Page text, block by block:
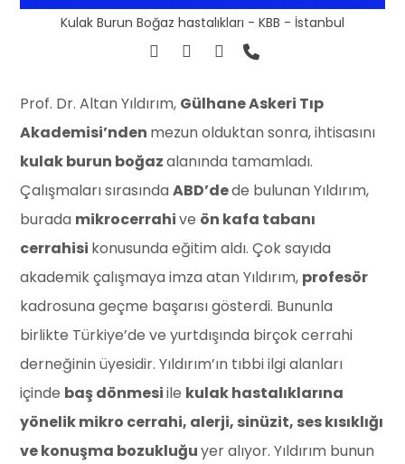
Kulak Burun Boğaz hastalıkları - KBB - İstanbul
Prof. Dr. Altan Yıldırım, Gülhane Askeri Tıp
Akademisi’nden mezun olduktan sonra, ihtisasını
kulak burun boğazalanında tamamladı.
Çalışmaları sırasındaABD’dede bulunan Yıldırım,
burada mikrocerrahive ön kafa tabanı
cerrahisi konusunda eğitim aldı. Çok sayıda
akademik çalışmaya imza atan Yıldırım, profesör
kadrosuna geçme başarısı gösterdi. Bununla
birlikte Türkiye’de ve yurtdışında birçok cerrahi
derneğinin üyesidir. Yıldırım’ın tıbbi ilgi alanları
içinde baş dönmesiile kulak hastalıklarına
yönelik mikro cerrahi, alerji, sinüzit, ses kısıklığı
ve konuşma bozukluğuyer alıyor. Yıldırım bunun